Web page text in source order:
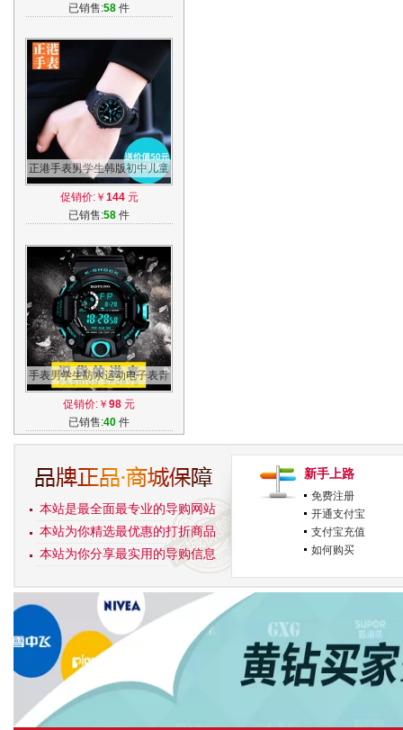
已销售:58 件
正港手表男学生韩版初中儿童
男孩电子男童青少年防水石英
表小学生
促销价:￥ 144元
已销售:58 件
手表男学生防水运动电子表青
少年跑步潮男表数字式男孩多
功能男表
促销价:￥ 98 元
已销售:40 件
本站是最全面最专业的导购网站
本站为你精选最优惠的打折商品
本站为你分享最实用的导购信息
新手上路
免费注册
开通支付宝
支付宝充值
如何购买